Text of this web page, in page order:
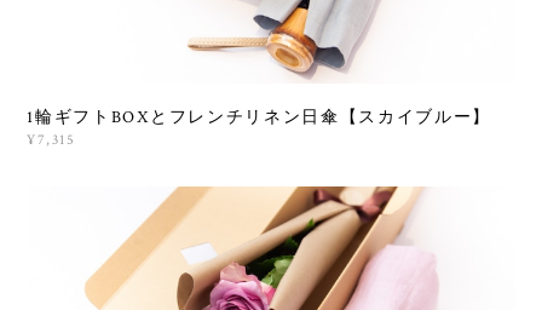
1輪ギフトBOXとフレンチリネン日傘【スカイブルー】
¥7,315